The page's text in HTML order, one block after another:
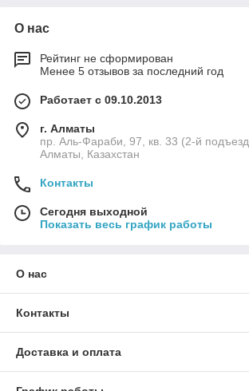
О нас
Рейтинг не сформирован
Менее 5 отзывов за последний год
Работает с 09.10.2013
г. Алматы
пр. Аль-Фараби, 97, кв. 33 (2-й
Алматы, Казахстан
Контакты
Сегодня выходной
Показать весь график работы
О нас
Контакты
Доставка и оплата